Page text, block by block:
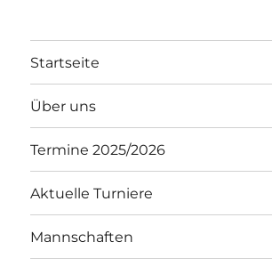
Startseite
Über uns
Termine 2025/2026
Aktuelle Turniere
Mannschaften